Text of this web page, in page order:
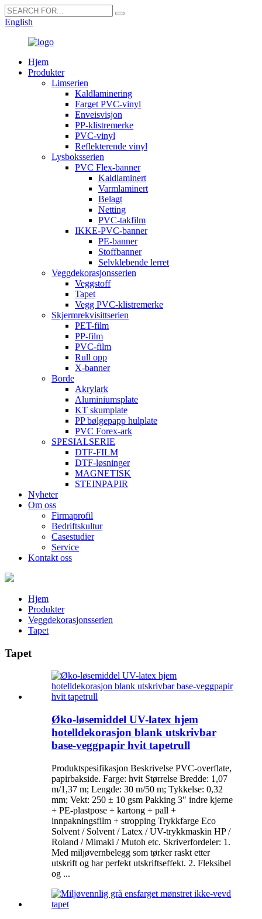
English
Hjem
Produkter
Limserien
Kaldlaminering
Farget PVC-vinyl
Enveisvisjon
PP-klistremerke
PVC-vinyl
Reflekterende vinyl
Lysboksserien
PVC Flex-banner
Kaldlaminert
Varmlaminert
Belagt
Netting
PVC-takfilm
IKKE-PVC-banner
PE-banner
Stoffbanner
Selvklebende lerret
Veggdekorasjonsserien
Veggstoff
Tapet
Vegg PVC-klistremerke
Skjermrekvisittserien
PET-film
PP-film
PVC-film
Rull opp
X-banner
Borde
Akrylark
Aluminiumsplate
KT skumplate
PP bølgepapp hulplate
PVC Forex-ark
SPESIALSERIE
DTF-FILM
DTF-løsninger
MAGNETISK
STEINPAPIR
Nyheter
Om oss
Firmaprofil
Bedriftskultur
Casestudier
Service
Kontakt oss
Hjem
Produkter
Veggdekorasjonsserien
Tapet
Tapet
Øko-løsemiddel UV-latex hjem
hotelldekorasjon blank utskrivbar
base-veggpapir hvit tapetrull
Produktspesifikasjon Beskrivelse PVC-overflate,
papirbakside. Farge: hvit Størrelse Bredde: 1,07
m/1,37 m; Lengde: 30 m/50 m; Tykkelse: 0,32
mm; Vekt: 250 ± 10 gsm Pakking 3″ indre kjerne
+ PE-plastpose + kartong + pall +
innpakningsfilm + stropping Trykkfarge Eco
Solvent / Solvent / Latex / UV-trykkmaskin HP /
Roland / Mimaki / Mutoh etc. Skriverfordeler: 1.
Med miljøvernbelegg som tørker raskt etter
utskrift og har perfekt utskriftseffekt. 2. Fleksibel
og ...